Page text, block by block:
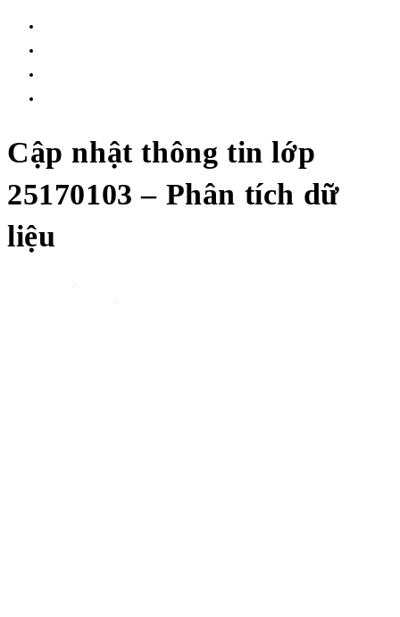
Cập nhật thông tin lớp
25170103 – Phân tích dữ
liệu